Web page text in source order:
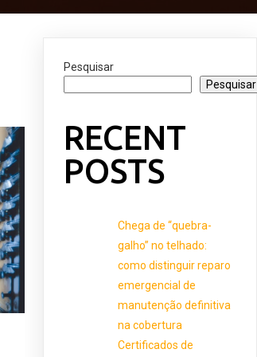
Pesquisar
Pesquisar
RECENT
POSTS
Chega de “quebra-
galho” no telhado:
como distinguir reparo
emergencial de
manutenção definitiva
na cobertura
Certificados de